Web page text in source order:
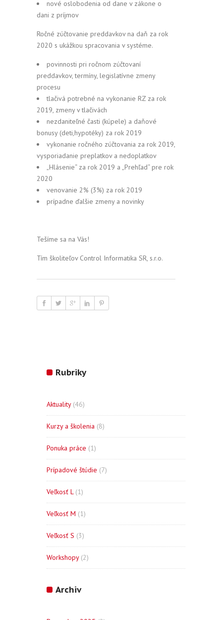
nové oslobodenia od dane v zákone o
dani z príjmov
Ročné zúčtovanie preddavkov na daň za rok
2020 s ukážkou spracovania v systéme.
povinnosti pri ročnom zúčtovaní
preddavkov, termíny, legislatívne zmeny
procesu
tlačivá potrebné na vykonanie RZ za rok
2019, zmeny v tlačivách
nezdaniteľné časti (kúpele) a daňové
bonusy (deti,hypotéky) za rok 2019
vykonanie ročného zúčtovania za rok 2019,
vysporiadanie preplatkov a nedoplatkov
„Hlásenie“ za rok 2019 a „Prehľad“ pre rok
2020
venovanie 2% (3%) za rok 2019
prípadne ďalšie zmeny a novinky
Tešíme sa na Vás!
Tím školiteľov Control Informatika SR, s.r.o.
Rubriky
Aktuality(46)
Kurzy a školenia (8)
Ponuka práce (1)
Prípadové štúdie (7)
Veľkosť L (1)
Veľkosť M (1)
Veľkosť S (3)
Workshopy(2)
Archiv